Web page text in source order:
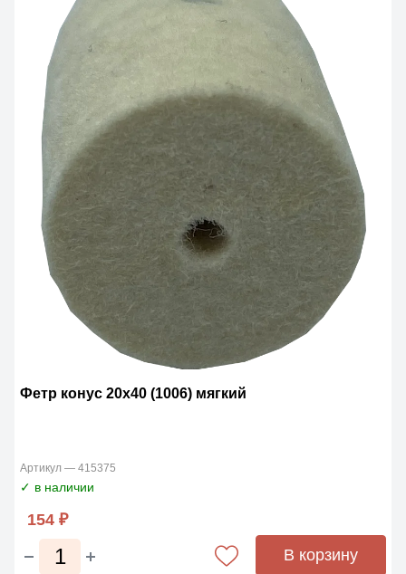
Фетр конус 20х40 (1006) мягкий
Артикул — 415375
✓ в наличии
154 ₽
В корзину